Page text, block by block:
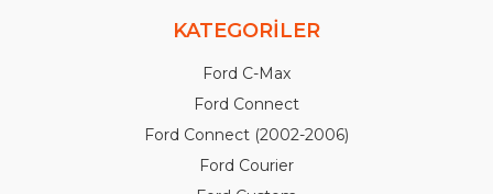
KATEGORİLER
Ford C-Max
Ford Connect
Ford Connect (2002-2006)
Ford Courier